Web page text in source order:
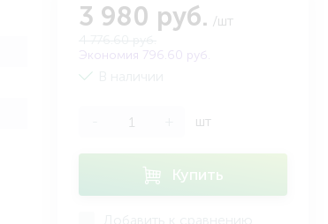
3 980 руб. /шт
Экономия 796.60 руб.
шт
Купить